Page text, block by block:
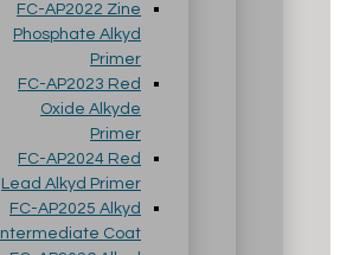
FC-AP2022 Zine
Phosphate Alkyd
Primer
FC-AP2023 Red
Oxide Alkyde
Primer
FC-AP2024 Red
Lead Alkyd Primer
FC-AP2025 Alkyd
Intermediate Coat